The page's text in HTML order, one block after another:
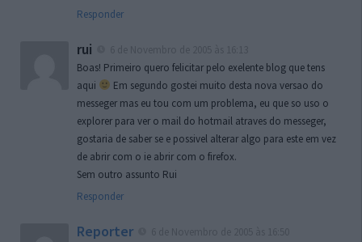
Responder
rui
Boas! Primeiro quero felicitar pelo exelente blog que tens
aqui
Em segundo gostei muito desta nova versao do
messeger mas eu tou com um problema, eu que so uso o
explorer para ver o mail do hotmail atraves do messeger,
gostaria de saber se e possivel alterar algo para este em vez
de abrir com o ie abrir com o firefox.
Sem outro assunto Rui
Responder
Reporter